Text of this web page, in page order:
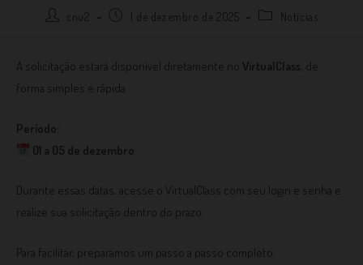
cnu2 1 de dezembro de 2025 Notícias
A solicitação estará disponível diretamente no VirtualClass , de
forma simples e rápida.
Período:
01 a 05 de dezembro
Durante essas datas, acesse o VirtualClass com seu login e senha e
realize sua solicitação dentro do prazo.
Para facilitar, preparamos um passo a passo completo: